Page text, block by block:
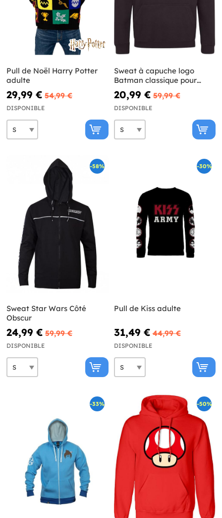
Pull de Noël Harry Potter
adulte
29,99 € 54,99 €
DISPONIBLE
Sweat à capuche logo
Batman classique pour
adulte - DC Comics
20,99 € 59,99 €
DISPONIBLE
-58%
Sweat Star Wars Côté
Obscur
24,99 € 59,99 €
DISPONIBLE
-30%
Pull de Kiss adulte
31,49 € 44,99 €
DISPONIBLE
-33% -50%